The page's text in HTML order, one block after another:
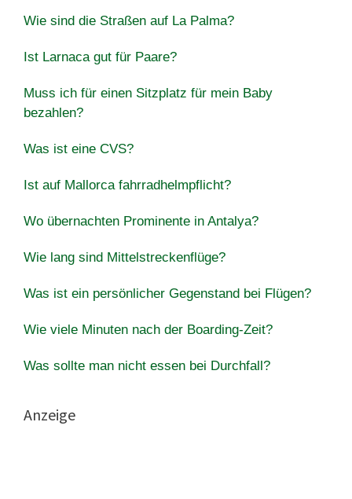
Wie sind die Straßen auf La Palma?
Ist Larnaca gut für Paare?
Muss ich für einen Sitzplatz für mein Baby
bezahlen?
Was ist eine CVS?
Ist auf Mallorca fahrradhelmpflicht?
Wo übernachten Prominente in Antalya?
Wie lang sind Mittelstreckenflüge?
Was ist ein persönlicher Gegenstand bei Flügen?
Wie viele Minuten nach der Boarding-Zeit?
Was sollte man nicht essen bei Durchfall?
Anzeige